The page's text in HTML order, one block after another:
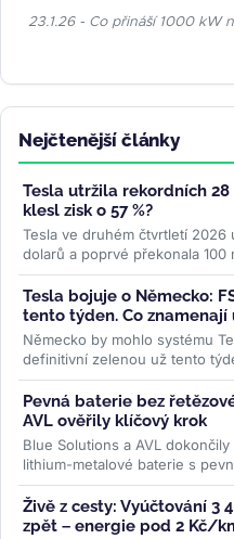
23.1.26 - Co přináší 1000 kW
Nejčtenější články
Tesla utržila rekordních
klesl zisk o 57 %?
Tesla ve druhém čtvrtletí
dolarů a poprvé překonala 100
zisk...>>
Tesla bojuje o Německo:
tento týden. Co
Německo by mohlo systému
definitivní zelenou už tento
zemích, Česko čeká...>>
Pevná baterie bez
AVL ověřily klíčový krok
Blue Solutions a AVL
lithium-metalové baterie s
bez šíření tepelné...>>
Živě z cesty: Vyúčtování 3
zpět – energie pod 2 Kč/